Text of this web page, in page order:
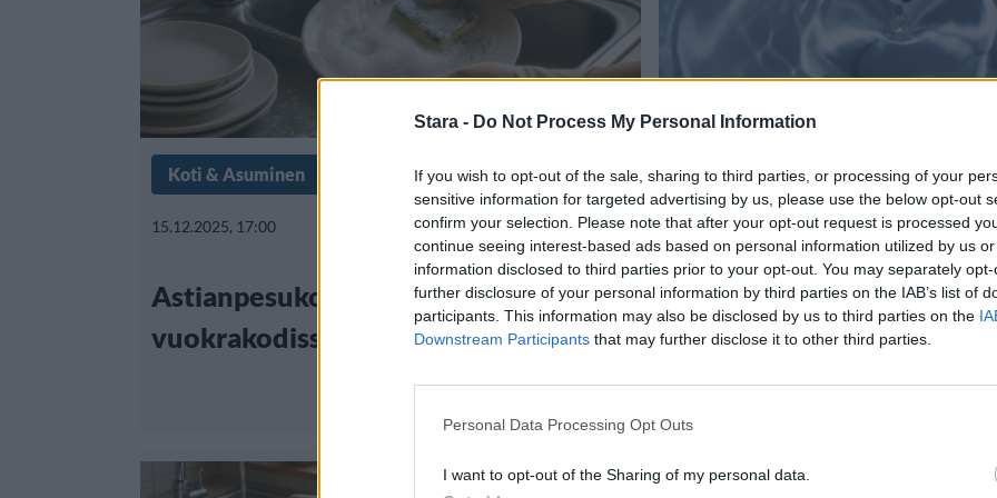
Stara - Do Not Process My Personal Information
If you wish to opt-out of the sale, sharing to third parties, or processing of your
sensitive information for targeted advertising by us, please use the below opt-out
confirm your selection. Please note that after your opt-out request is processed
continue seeing interest-based ads based on personal information utilized by us
information disclosed to third parties prior to your opt-out. You may separately
further disclosure of your personal information by third parties on the IAB’s list of
participants. This information may also be disclosed by us to third parties on the
Downstream Participants that may further disclose it to other third parties.
Personal Data Processing Opt Outs
I want to opt-out of the Sharing of my personal data.
Koti & Asuminen Lifestyle
15.12.2025, 17:00
Astianpesukoneesta vesivahinko
vuokrakodissa – kenen vastuulla?
Lifestyle Terveys
11.11.2025, 5:00
Juomapullot ovat
moni unohtaa kriittisen
toimenpiteen